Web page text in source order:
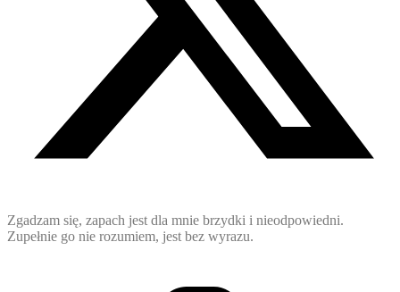
Zgadzam się, zapach jest dla mnie brzydki i nieodpowiedni.
Zupełnie go nie rozumiem, jest bez wyrazu.